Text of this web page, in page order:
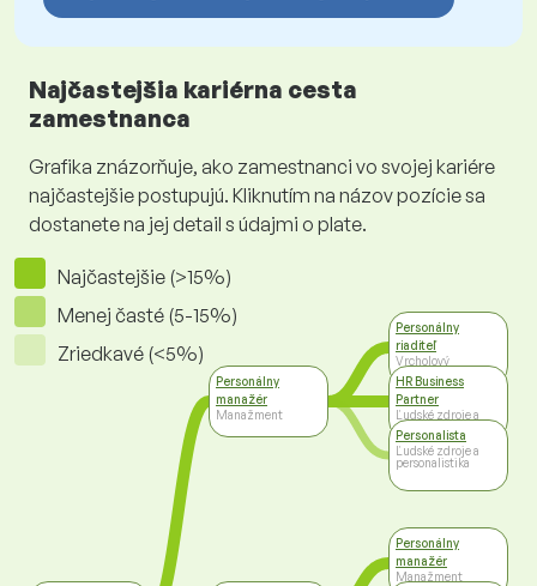
Najčastejšia kariérna cesta
zamestnanca
Grafika znázorňuje, ako zamestnanci vo svojej kariére
najčastejšie postupujú. Kliknutím na názov pozície sa
dostanete na jej detail s údajmi o plate.
Najčastejšie (>15%)
Menej časté (5-15%)
Zriedkavé (<5%)
Personálny
manažér
Manažment
Personálny
riaditeľ
Vrcholový
manažment
HR Business
Partner
Ľudské zdroje a
personalistika
Personalista
Ľudské zdroje a
personalistika
Personálny
manažér
Manažment